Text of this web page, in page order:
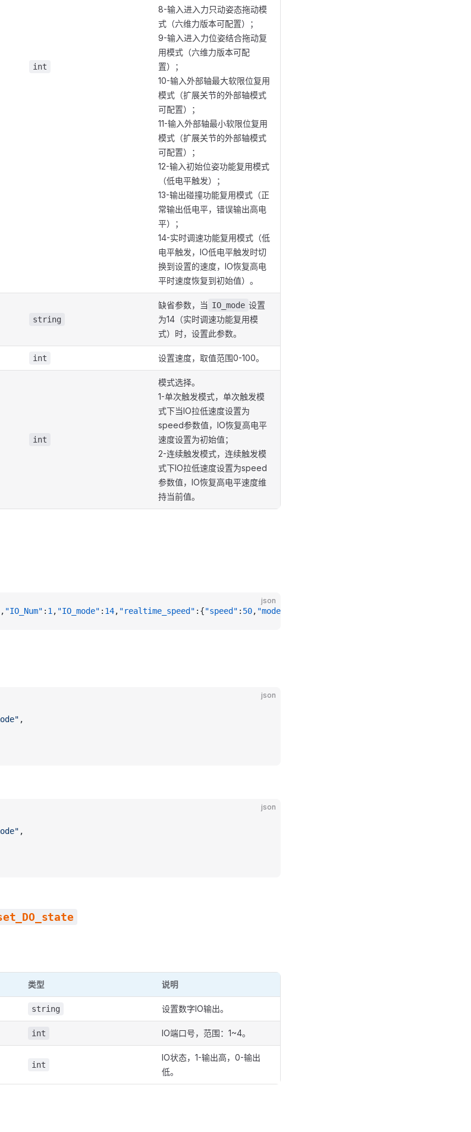
int
8-输入进入力只动姿态拖动模
式（六维力版本可配置）；
9-输入进入力位姿结合拖动复
用模式（六维力版本可配
置）；
10-输入外部轴最大软限位复用
模式（扩展关节的外部轴模式
可配置）；
11-输入外部轴最小软限位复用
模式（扩展关节的外部轴模式
可配置）；
12-输入初始位姿功能复用模式
（低电平触发）；
13-输出碰撞功能复用模式（正
常输出低电平，错误输出高电
平）；
14-实时调速功能复用模式（低
电平触发，IO低电平触发时切
换到设置的速度，IO恢复高电
平时速度恢复到初始值）。
string
缺省参数，当 IO_mode 设置
为14（实时调速功能复用模
式）时，设置此参数。
int 设置速度，取值范围0-100。
int
模式选择。
1-单次触发模式，单次触发模
式下当IO拉低速度设置为
speed参数值，IO恢复高电平
速度设置为初始值；
2-连续触发模式，连续触发模
式下IO拉低速度设置为speed
参数值，IO恢复高电平速度维
持当前值。
json
, "IO_Num" : 1 , "IO_mode" : 14, "realtime_speed" :{"speed" : 50, "mode"
json
,
json
,
类型 说明
string 设置数字IO输出。
int IO端口号，范围：1~4。
int
IO状态，1-输出高，0-输出
低。